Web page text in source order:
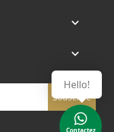


Contactez
Hello!